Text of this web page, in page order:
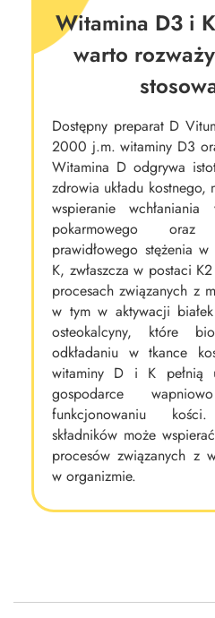
Witamina D3 i
warto
Dostępny preparat D
2000 j.m. witaminy D3
Witamina D odgrywa
zdrowia układu
wspieranie
pokarmowego
prawidłowego stężenia
K, zwłaszcza w postaci
procesach związanych z
w tym w aktywacji
osteokalcyny, które
odkładaniu w tkance
witaminy D i K pełnią
gospodarce
funkcjonowaniu
składników może
procesów związanych z
w organizmie.